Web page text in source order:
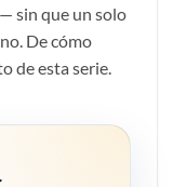
— sin que un solo
De cómo
de esta serie.